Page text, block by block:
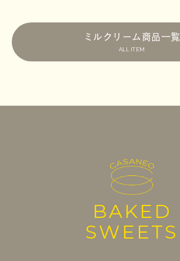
ミルクリーム商品一覧
ALL ITEM
BAKED
SWEETS